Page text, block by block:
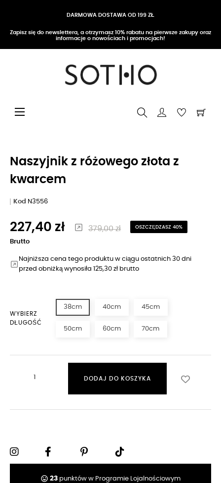
DARMOWA DOSTAWA OD 199 ZŁ
Zapisz się do newslettera, a otrzymasz 10% rabatu na pierwsze zakupy oraz
informacje o nowościach i promocjach!
Przełącz nawigację
☰
Naszyjnik z różowego złota z
kwarcem
Kod N3556
227,40 zł 379,00 zł OSZCZĘDZASZ 40%
Brutto
Najniższa cena tego produktu w ciągu ostatnich 30 dni
przed obniżką wynosiła 125,30 zł brutto
WYBIERZ
DŁUGOŚĆ
38cm 40cm 45cm
50cm 60cm 70cm
DODAJ DO KOSZYKA
tag_faces 23 punktów w Programie Lojalnościowym